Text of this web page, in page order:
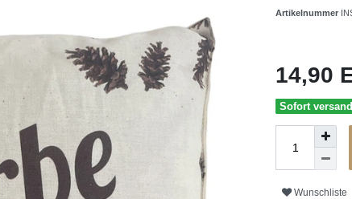
Artikelnummer
14,90
Sofort
Wunschliste